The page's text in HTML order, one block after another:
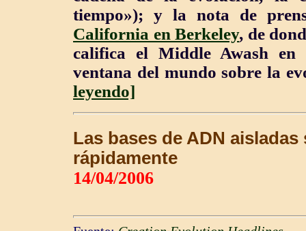
tiempo»); y la nota de
California en Berkeley, de
califica el Middle Awash
ventana del mundo sobre la
leyendo]
Las bases de ADN
rápidamente
14/04/2006